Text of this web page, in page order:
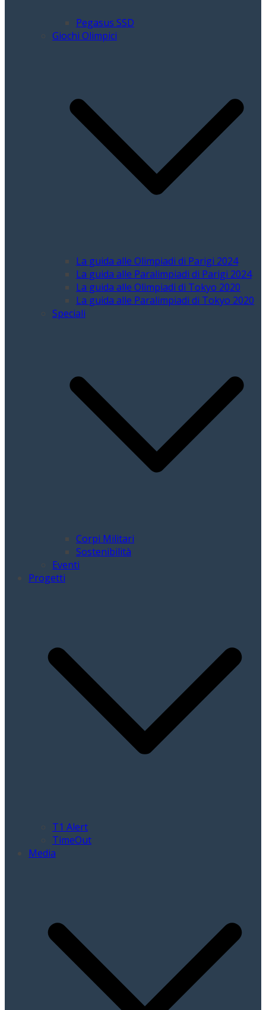
Pegasus SSD
Giochi Olimpici
La guida alle Olimpiadi di Parigi 2024
La guida alle Paralimpiadi di Parigi 2024
La guida alle Olimpiadi di Tokyo 2020
La guida alle Paralimpiadi di Tokyo 2020
Speciali
Corpi Militari
Sostenibilità
Eventi
Progetti
T1 Alert
TimeOut
Media